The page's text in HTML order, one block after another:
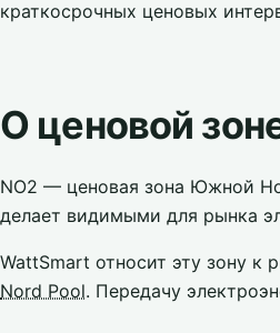
краткосрочных ценовых
О ценовой
NO2 — ценовая зона Южной
делает видимыми для рынка
WattSmart относит эту зону к
Nord Pool. Передачу